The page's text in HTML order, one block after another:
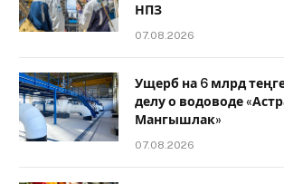
НПЗ
07.08.2026
Ущерб на 6 млрд
делу о водоводе
Мангышлак»
07.08.2026